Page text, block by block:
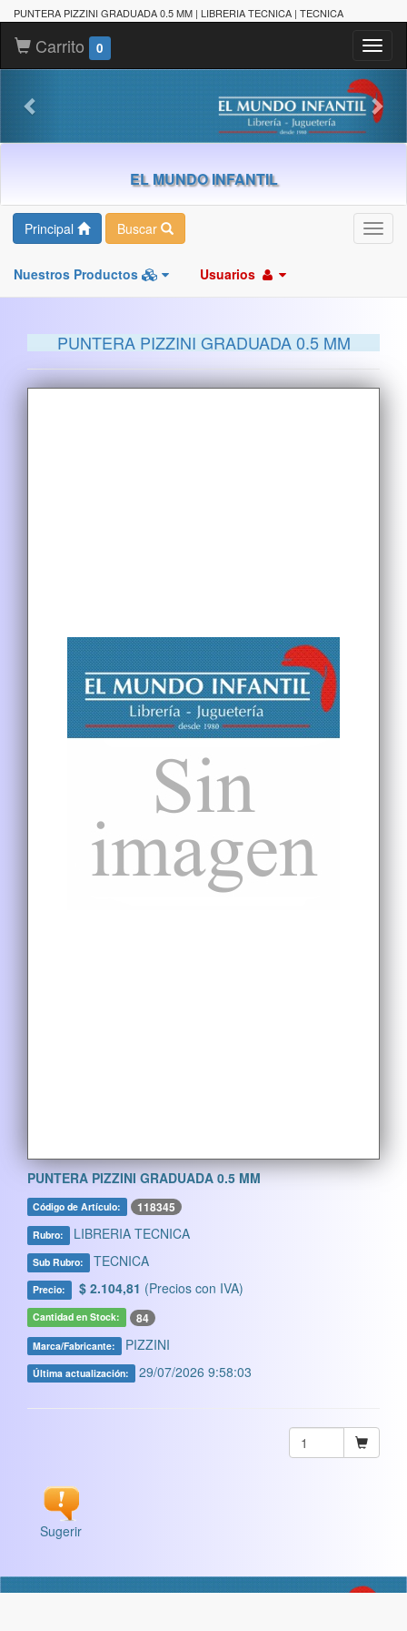
PUNTERA PIZZINI GRADUADA 0.5 MM | LIBRERIA TECNICA | TECNICA
Carrito 0
EL MUNDO INFANTIL
Principal Buscar
Nuestros Productos Usuarios
PUNTERA PIZZINI GRADUADA 0.5 MM
PUNTERA PIZZINI GRADUADA 0.5 MM
Código de Artículo: 118345
Rubro: LIBRERIA TECNICA
Sub Rubro: TECNICA
Precio: $ 2.104,81 (Precios con IVA)
Cantidad en Stock: 84
Marca/Fabricante: PIZZINI
Última actualización: 29/07/2026 9:58:03
Sugerir